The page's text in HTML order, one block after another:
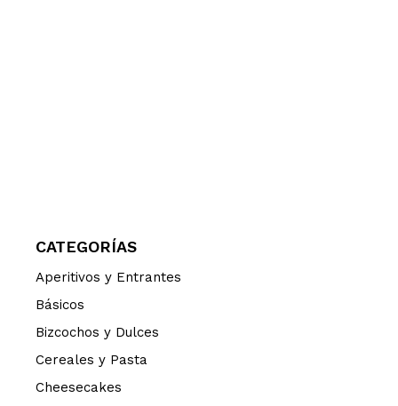
CATEGORÍAS
Aperitivos y Entrantes
Básicos
Bizcochos y Dulces
Cereales y Pasta
Cheesecakes